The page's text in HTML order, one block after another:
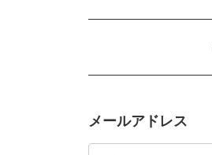
メールアドレス